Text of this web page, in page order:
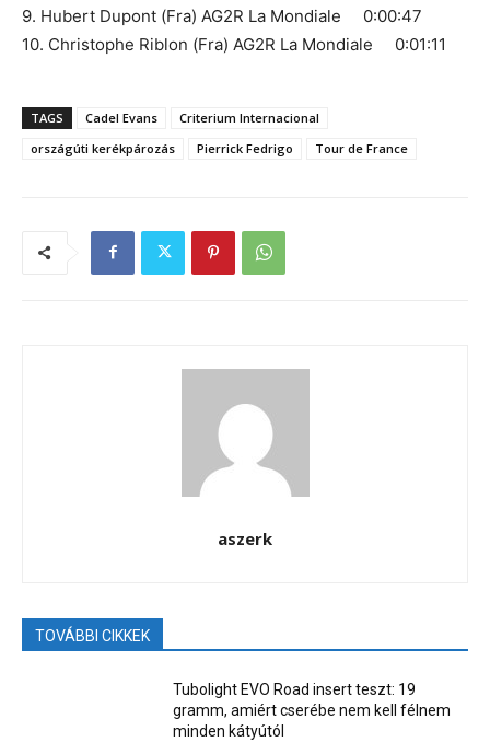
9. Hubert Dupont (Fra) AG2R La Mondiale 0:00:47
10. Christophe Riblon (Fra) AG2R La Mondiale 0:01:11
TAGS Cadel Evans
Criterium Internacional
országúti kerékpározás
Pierrick Fedrigo Tour de France
aszerk
TOVÁBBI CIKKEK
Tubolight EVO Road insert teszt: 19
gramm, amiért cserébe nem kell félnem
minden kátyútól